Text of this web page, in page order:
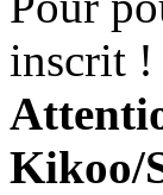
inscrit !
Kikoo/